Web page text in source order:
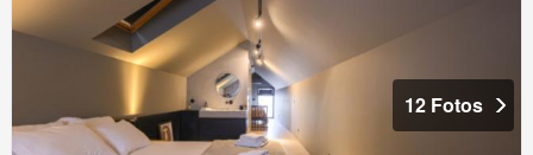
12 Fotos